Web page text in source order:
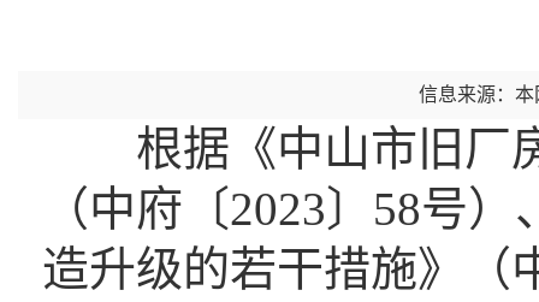
信息来源：本
根据《中山市旧厂房
（中府〔2023〕58号
造升级的若干措施》（